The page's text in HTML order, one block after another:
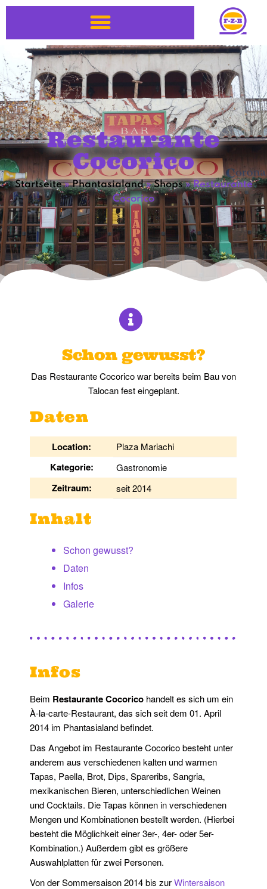
Restaurante
Cocorico
Startseite»Phantasialand»Shops»Restaurante
Cocorico
Schon gewusst?
Das Restaurante Cocorico war bereits beim Bau von
Talocan fest eingeplant.
Daten
Location: Plaza Mariachi
Kategorie: Gastronomie
Zeitraum: seit 2014
Inhalt
Schon gewusst?
Daten
Infos
Galerie
Infos
Beim Restaurante Cocorico handelt es sich um ein
À-la-carte-Restaurant, das sich seit dem 01. April
2014 im Phantasialand befindet.
Das Angebot im Restaurante Cocorico besteht unter
anderem aus verschiedenen kalten und warmen
Tapas, Paella, Brot, Dips, Spareribs, Sangria,
mexikanischen Bieren, unterschiedlichen Weinen
und Cocktails. Die Tapas können in verschiedenen
Mengen und Kombinationen bestellt werden. (Hierbei
besteht die Möglichkeit einer 3er-, 4er- oder 5er-
Kombination.) Außerdem gibt es größere
Auswahlplatten für zwei Personen.
Von der Sommersaison 2014 bis zurWintersaison